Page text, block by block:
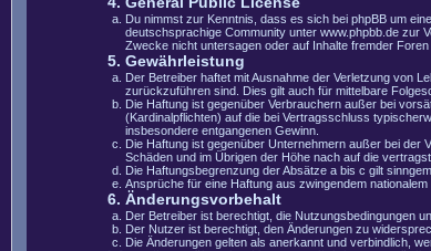
Du nimmst zur Kenntnis, dass es sich bei phpBB um
deutschsprachige Community unter www.phpbb.de zur
Zwecke nicht untersagen oder auf Inhalte fremder Foren
5. Gewährleistung
Der Betreiber haftet mit Ausnahme der Verletzung von
zurückzuführen sind. Dies gilt auch für mittelbare
Die Haftung ist gegenüber Verbrauchern außer bei
(Kardinalpflichten) auf die bei Vertragsschluss
insbesondere entgangenen Gewinn.
Die Haftung ist gegenüber Unternehmern außer bei
Schäden und im Übrigen der Höhe nach auf die
Die Haftungsbegrenzung der Absätze a bis c gilt
Ansprüche für eine Haftung aus zwingendem nationalem
6. Änderungsvorbehalt
Der Betreiber ist berechtigt, die Nutzungsbedingungen
Der Nutzer ist berechtigt, den Änderungen zu
Die Änderungen gelten als anerkannt und verbindlich,